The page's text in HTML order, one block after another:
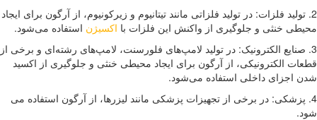
تولید فلزات: در تولید فلزاتی مانند تیتانیوم و زیرکونیوم، از آرگون برای ایجاد
خنثی و جلوگیری از واکنش این فلزات با اکسیژناستفاده می‌شود.
صنایع الکترونیک: در تولید لامپ‌های فلورسنت، لامپ‌های رشته‌ای و برخی از
الکترونیکی، از آرگون برای ایجاد محیطی خنثی و جلوگیری از اکسید
اجزای داخلی استفاده می‌شود.
پزشکی: در برخی از تجهیزات پزشکی مانند لیزرها، از آرگون استفاده می